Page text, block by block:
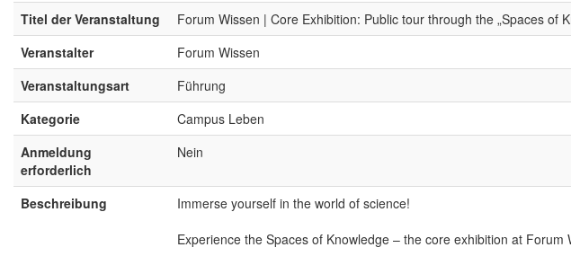
Titel der Veranstaltung
Forum Wissen | Core Exhibition: Public tour through the „Spaces of
Veranstalter
Forum Wissen
Veranstaltungsart
Führung
Kategorie
Campus Leben
Anmeldung
erforderlich
Nein
Beschreibung
Immerse yourself in the world of science!
Experience the Spaces of Knowledge – the core exhibition at Forum